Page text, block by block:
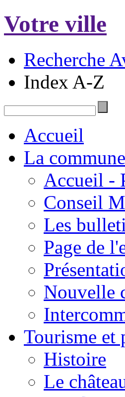
Votre ville
Recherche
Index A-Z
Accueil
La commune
Accueil -
Conseil
Les
Page de
Nouvelle
Tourisme et
Histoire
Le